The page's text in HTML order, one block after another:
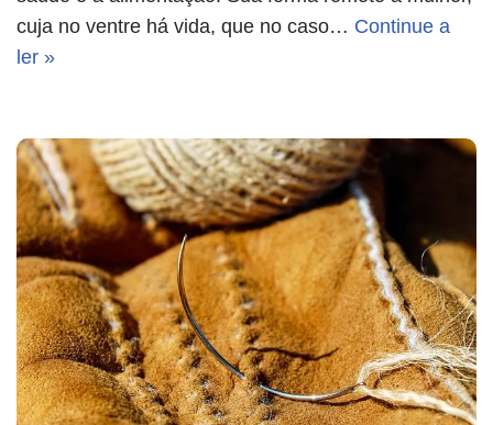
cuja no ventre há vida, que no caso… Continue a
ler »